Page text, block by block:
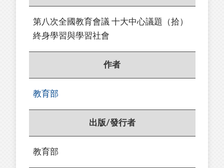
第八次全國教育會議 十大中心議題（拾）
終身學習與學習社會
作者
教育部
出版/發行者
教育部